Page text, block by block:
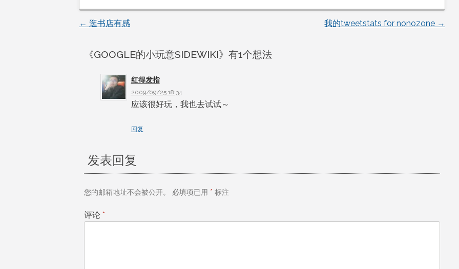
文
章
← 逛书店有感 我的tweetstats for nonozone →
《GOOGLE的小玩意SIDEWIKI》有1个想法
红得发指
2009/09/25 18:34
应该很好玩，我也去试试～
回复
发表回复
您的邮箱地址不会被公开。 必填项已用 * 标注
评论 *